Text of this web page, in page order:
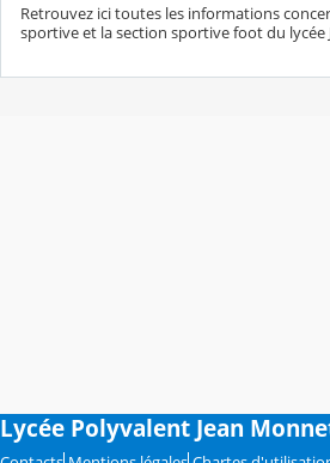
Retrouvez ici toutes les informations
sportive et la section sportive foot du lycée
Lycée Polyvalent Jean